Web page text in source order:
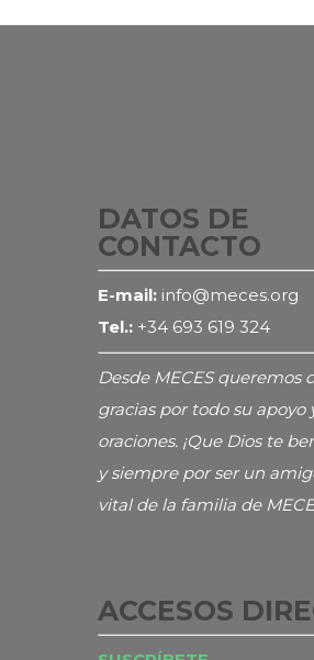
DATOS DE
CONTACTO
E-mail: info@meces.org
Tel.: +34 693 619 324
Desde MECES queremos
gracias por todo su apoyo
oraciones. ¡Que Dios te
y siempre por ser un
vital de la familia de
ACCESOS